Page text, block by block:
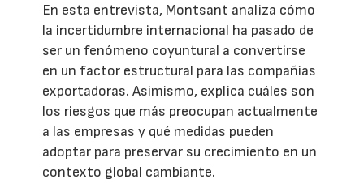
En esta entrevista, Montsant analiza cómo
la incertidumbre internacional ha pasado de
ser un fenómeno coyuntural a convertirse
en un factor estructural para las compañías
exportadoras. Asimismo, explica cuáles son
los riesgos que más preocupan actualmente
a las empresas y qué medidas pueden
adoptar para preservar su crecimiento en un
contexto global cambiante.